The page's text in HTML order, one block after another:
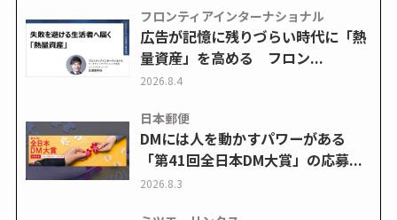
フロンティアインターナショナル
広告が記憶に残りづらい時代に「熱
量資産」を高める フロン...
2026.8.4
日本郵便
DMには人を動かすパワーがある
「第41回全日本DM大賞」の応募...
2026.8.3